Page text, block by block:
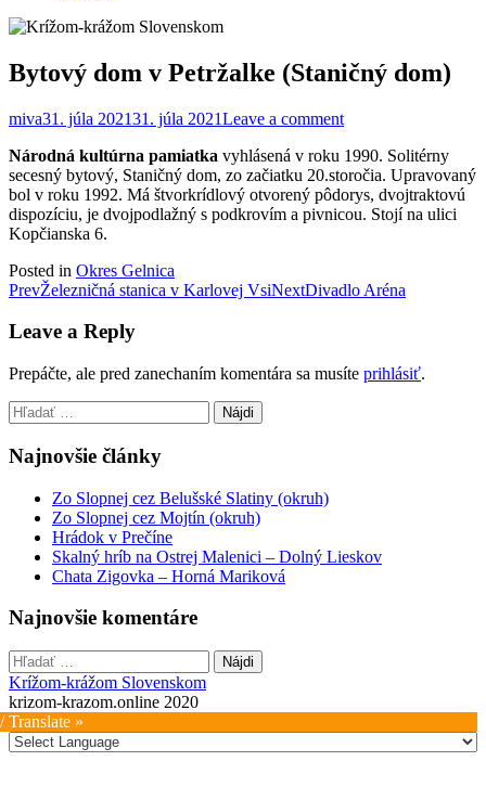
Bytový dom v Petržalke (Staničný dom)
miva31. júla 202131. júla 2021Leave a comment
Národná kultúrna pamiatka vyhlásená v roku 1990. Solitérny
secesný bytový, Staničný dom, zo začiatku 20.storočia. Upravovaný
bol v roku 1992. Má štvorkrídlový otvorený pôdorys, dvojtraktovú
dispozíciu, je dvojpodlažný s podkrovím a pivnicou. Stojí na ulici
Kopčianska 6.
Posted in Okres Gelnica
Post
navigation
PrevŽelezničná stanica v Karlovej VsiNextDivadlo Aréna
Leave a Reply
Prepáčte, ale pred zanechaním komentára sa musíte prihlásiť.
Hľadať:
Najnovšie články
Zo Slopnej cez Belušské Slatiny (okruh)
Zo Slopnej cez Mojtín (okruh)
Hrádok v Prečíne
Skalný hríb na Ostrej Malenici – Dolný Lieskov
Chata Zigovka – Horná Mariková
Najnovšie komentáre
Hľadať:
Krížom-krážom Slovenskom
krizom-krazom.online 2020
Translate »